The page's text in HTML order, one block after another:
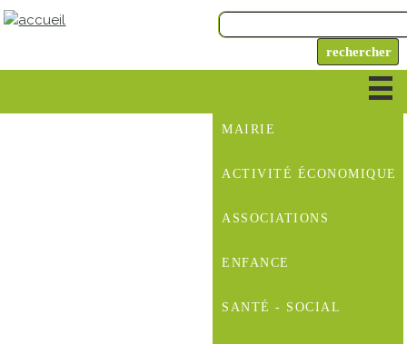
MAIRIE
ACTIVITÉ ÉCONOMIQUE
ASSOCIATIONS
ENFANCE
SANTÉ - SOCIAL